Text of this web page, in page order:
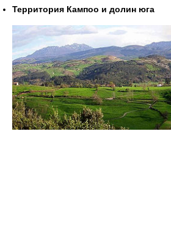
Территория Кампоо и долин юга